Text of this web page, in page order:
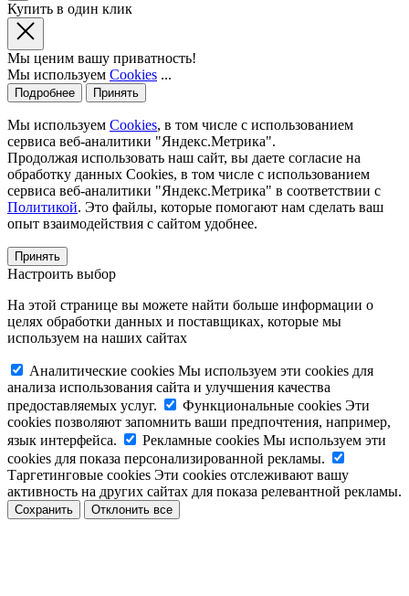
Купить в один клик
Мы ценим вашу приватность!
Мы используем Cookies ...
Подробнее Принять
Мы используем Cookies, в том числе с использованием
сервиса веб-аналитики "Яндекс.Метрика".
Продолжая использовать наш сайт, вы даете согласие на
обработку данных Cookies, в том числе с использованием
сервиса веб-аналитики "Яндекс.Метрика" в соответствии с
Политикой. Это файлы, которые помогают нам сделать ваш
опыт взаимодействия с сайтом удобнее.
Принять
Настроить выбор
На этой странице вы можете найти больше информации о
целях обработки данных и поставщиках, которые мы
используем на наших сайтах
Аналитические cookies Мы используем эти cookies для
анализа использования сайта и улучшения качества
предоставляемых услуг.
Функциональные cookies Эти
cookies позволяют запомнить ваши предпочтения, например,
язык интерфейса.
Рекламные cookies Мы используем эти
cookies для показа персонализированной рекламы.
Таргетинговые cookies Эти cookies отслеживают вашу
активность на других сайтах для показа релевантной рекламы.
Сохранить Отклонить все